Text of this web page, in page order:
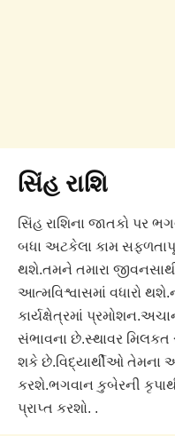
સિંહ રાશિ
સિંહ રાશિના જાતકો પર
બધા અટકેલા કામ
થશે.તમને તમારા
આત્મવિશ્વાસમાં વધારો
કાર્યક્ષેત્રમાં
સંભાવના છે.સ્થાવર
શકે છે.વિદ્યાર્થીઓ તેમના
કરશે.ભગવાન કુબેરની
પ્રાપ્ત કરશો. .